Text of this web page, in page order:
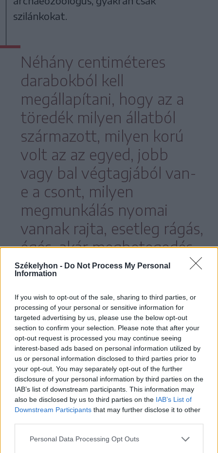
Székelyhon - Do Not Process My Personal
Information
If you wish to opt-out of the sale, sharing to third parties, or
processing of your personal or sensitive information for
targeted advertising by us, please use the below opt-out
section to confirm your selection. Please note that after your
opt-out request is processed you may continue seeing
interest-based ads based on personal information utilized by
us or personal information disclosed to third parties prior to
your opt-out. You may separately opt-out of the further
disclosure of your personal information by third parties on the
IAB’s list of downstream participants. This information may
also be disclosed by us to third parties on the IAB’s List of
Downstream Participants that may further disclose it to other
Personal Data Processing Opt Outs
szilánkokat.
Néhány centiméteres
darabokból kell
megállapítani, hogy az a
töredék milyen állatból
származott, milyen korú
volt az az egyed, jobb
vagy bal végtagjából van-
e a csont, milyen
megmunkálás nyomai
vannak rajta, esetleg rágás,
égés, akár megbetegedés
okozta elváltozások.